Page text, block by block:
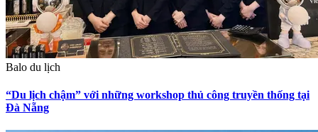
Balo du lịch
“Du lịch chậm” với những workshop thủ công truyền thống tại
Đà Nẵng